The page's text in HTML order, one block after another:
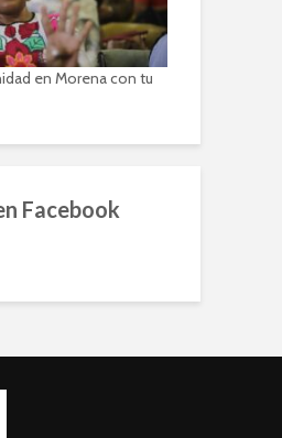
en Morena con tu
Facebook